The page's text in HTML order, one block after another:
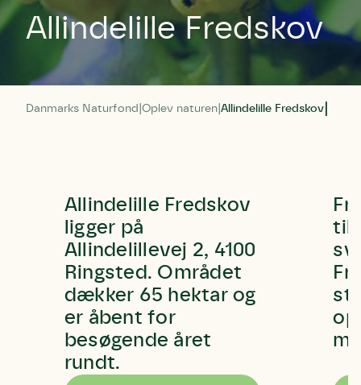
Allindelille Fredskov
Danmarks Naturfond Oplev naturen Allindelille Fredskov
Allindelille Fredskov
ligger på
Allindelillevej 2, 4100
Ringsted. Området
dækker 65 hektar og
er åbent for
besøgende året
rundt.
til